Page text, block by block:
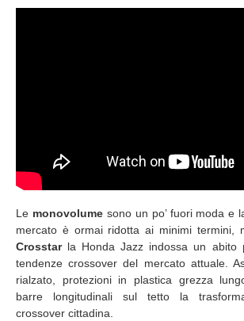
Le monovolumesono un po’ fuori moda e
mercato è ormai ridotta ai minimi termini,
Crosstarla Honda Jazz indossa un abito
tendenze crossover del mercato attuale.
rialzato, protezioni in plastica grezza
barre longitudinali sul tetto la
crossover cittadina.